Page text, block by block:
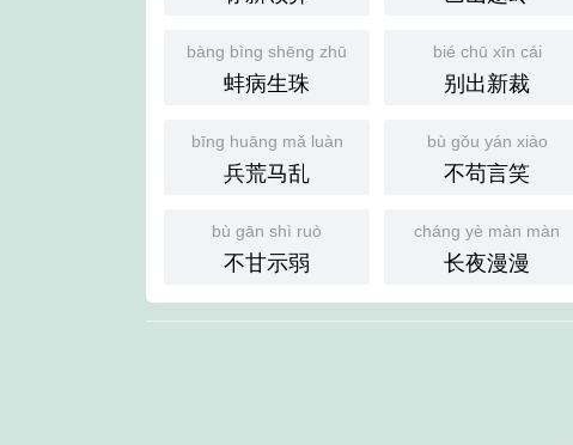
bàng bìng shēng zhū
蚌病生珠
bié chū xīn cái
别出新裁
bīng huāng mǎ luàn
兵荒马乱
bù gǒu yán xiào
不苟言笑
bù gān shì ruò
不甘示弱
cháng yè màn màn
长夜漫漫